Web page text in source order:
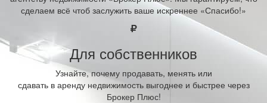
сделаем всё чтоб заслужить ваше искреннее «Спасибо!»
Для собственников
Узнайте, почему продавать, менять или
сдавать в аренду недвижимость выгоднее и быстрее через
Брокер Плюс!